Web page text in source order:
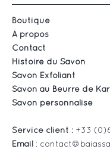
Boutique
À propos
Contact
Histoire du Savon
Savon Exfoliant
Savon au Beurre de
Savon personnalisé
Service client : +33
Email :